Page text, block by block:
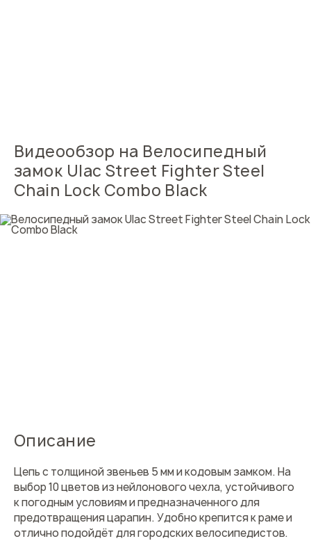
Видеообзор на Велосипедный
замок Ulac Street Fighter Steel
Chain Lock Combo Black
Описание
Цепь с толщиной звеньев 5 мм и кодовым замком. На
выбор 10 цветов из нейлонового чехла, устойчивого
к погодным условиям и предназначенного для
предотвращения царапин. Удобно крепится к раме и
отлично подойдёт для городских велосипедистов.